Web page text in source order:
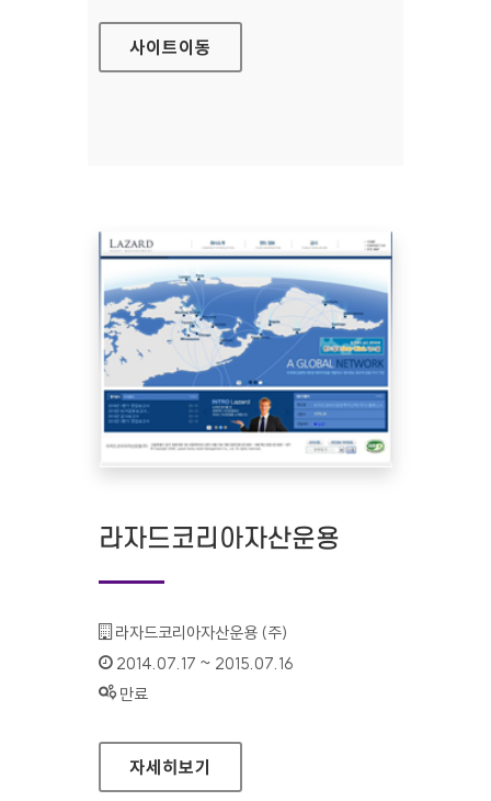
사이트이동
라자드코리아자산운용
기관명 :
라자드코리아자산운용 (주)
인증기간 :
2014.07.17 ~ 2015.07.16
상태 :
만료
라자드코리아자산운용
자세히보기